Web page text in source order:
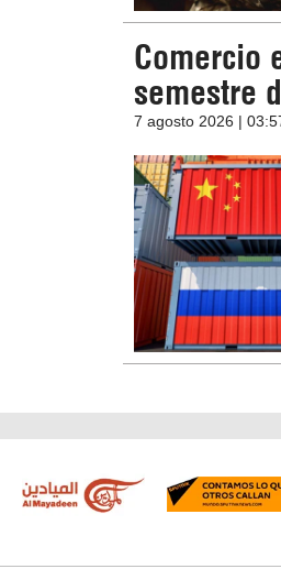
Comercio
semestre
7 agosto 2026 |